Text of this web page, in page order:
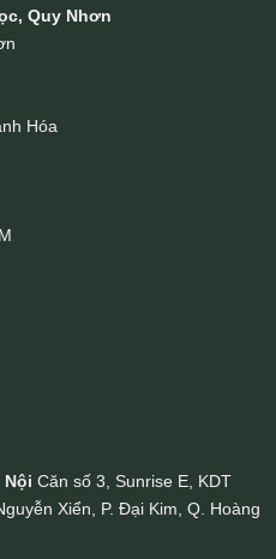
Quy Nhơn
Hóa
Nội Căn số 3, Sunrise E, KDT
Xiển, P. Đại Kim, Q. Hoàng